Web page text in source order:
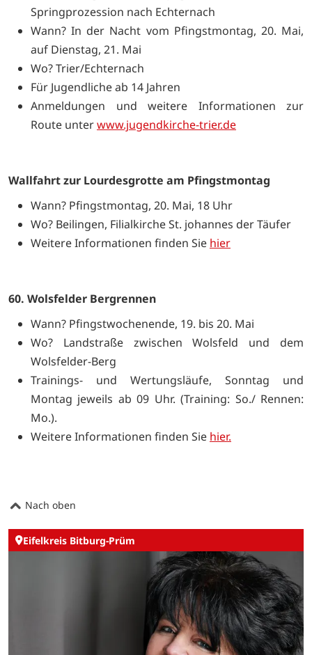
Springprozession nach Echternach
Wann? In der Nacht vom Pfingstmontag, 20. Mai,
auf Dienstag, 21. Mai
Wo? Trier/Echternach
Für Jugendliche ab 14 Jahren
Anmeldungen und weitere Informationen zur
Route unterwww.jugendkirche-trier.de
Wallfahrt zur Lourdesgrotte am Pfingstmontag
Wann? Pfingstmontag, 20. Mai, 18 Uhr
Wo? Beilingen, Filialkirche St. johannes der Täufer
Weitere Informationen finden Sie hier
60. Wolsfelder Bergrennen
Wann? Pfingstwochenende, 19. bis 20. Mai
Wo? Landstraße zwischen Wolsfeld und dem
Wolsfelder-Berg
Trainings- und Wertungsläufe, Sonntag und
Montag jeweils ab 09 Uhr. (Training: So./ Rennen:
Mo.).
Weitere Informationen finden Sie hier.
Nach oben
Eifelkreis Bitburg-Prüm